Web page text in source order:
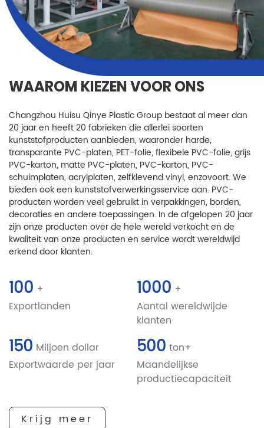
WAAROM KIEZEN VOOR ONS
Changzhou Huisu Qinye Plastic Group bestaat al meer dan
20 jaar en heeft 20 fabrieken die allerlei soorten
kunststofproducten aanbieden, waaronder harde,
transparante PVC-platen, PET-folie, flexibele PVC-folie, grijs
PVC-karton, matte PVC-platen, PVC-karton, PVC-
schuimplaten, acrylplaten, zelfklevend vinyl, enzovoort. We
bieden ook een kunststofverwerkingsservice aan. PVC-
producten worden veel gebruikt in verpakkingen, borden,
decoraties en andere toepassingen. In de afgelopen 20 jaar
zijn onze producten over de hele wereld verkocht en de
kwaliteit van onze producten en service wordt wereldwijd
erkend door klanten.
100 +
Exportlanden
1000 +
Aantal wereldwijde
klanten
150 Miljoen dollar
Exportwaarde per jaar
500 ton+
Maandelijkse
productiecapaciteit
Krijg meer